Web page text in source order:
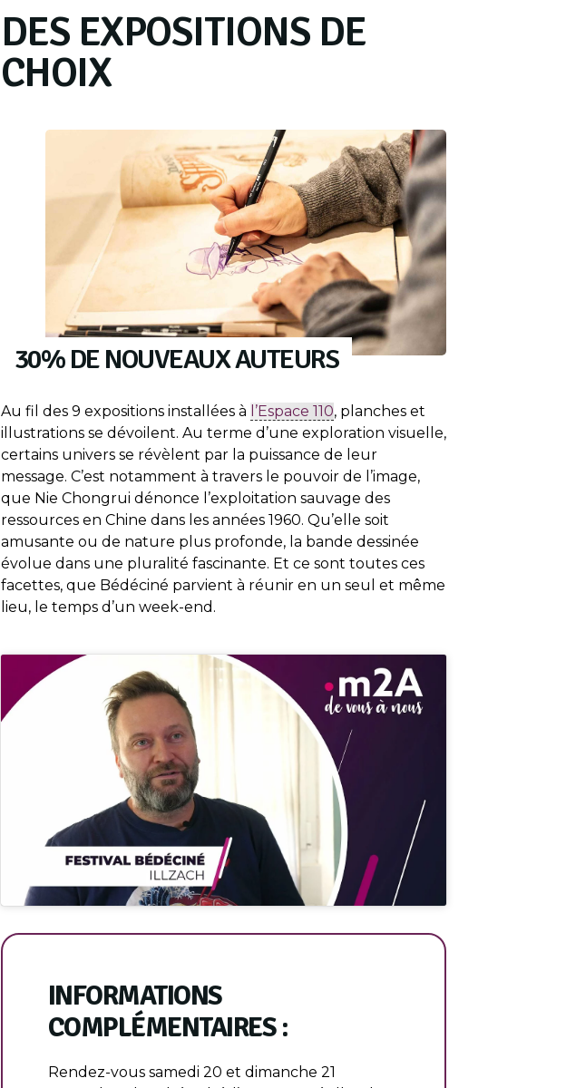
DES EXPOSITIONS DE
CHOIX
30% DE NOUVEAUX AUTEURS
Au fil des 9 expositions installées à l’Espace 110, planches et
illustrations se dévoilent. Au terme d’une exploration visuelle,
certains univers se révèlent par la puissance de leur
message. C’est notamment à travers le pouvoir de l’image,
que Nie Chongrui dénonce l’exploitation sauvage des
ressources en Chine dans les années 1960. Qu’elle soit
amusante ou de nature plus profonde, la bande dessinée
évolue dans une pluralité fascinante. Et ce sont toutes ces
facettes, que Bédéciné parvient à réunir en un seul et même
lieu, le temps d’un week-end.
INFORMATIONS
COMPLÉMENTAIRES :
Rendez-vous samedi 20 et dimanche 21